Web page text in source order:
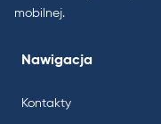
mobilnej.
Nawigacja
Kontakty